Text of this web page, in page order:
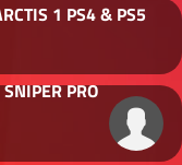
1 PS4 & PS5
PRO